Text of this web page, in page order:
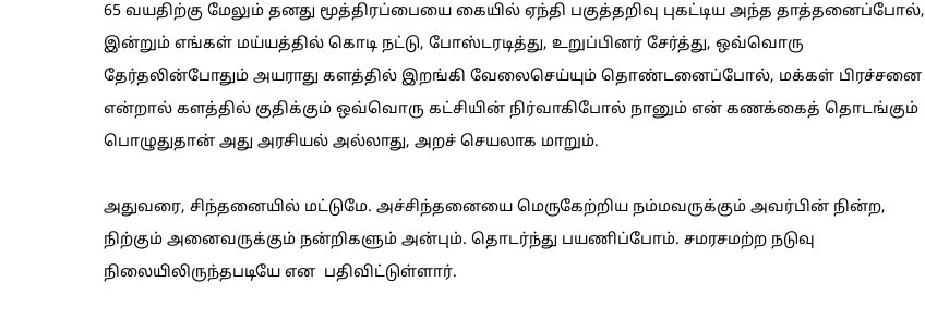
65 வயதிற்கு மேலும் தனது மூத்திரப்பையை கையில் ஏந்தி பகுத்தறிவு புகட்டிய அந்த தாத்தனைப்போல்,
இன்றும் எங்கள் மய்யத்தில் கொடி நட்டு, போஸ்டரடித்து, உறுப்பினர் சேர்த்து, ஒவ்வொரு
தேர்தலின்போதும் அயராது களத்தில் இறங்கி வேலைசெய்யும் தொண்டனைப்போல், மக்கள் பிரச்சனை
என்றால் களத்தில் குதிக்கும் ஒவ்வொரு கட்சியின் நிர்வாகிபோல் நானும் என் கணக்கைத் தொடங்கும்
பொழுதுதான் அது அரசியல் அல்லாது, அறச் செயலாக மாறும்.
அதுவரை, சிந்தனையில் மட்டுமே. அச்சிந்தனையை மெருகேற்றிய நம்மவருக்கும் அவர்பின் நின்ற,
நிற்கும் அனைவருக்கும் நன்றிகளும் அன்பும். தொடர்ந்து பயணிப்போம். சமரசமற்ற நடுவு
நிலையிலிருந்தபடியே என பதிவிட்டுள்ளார்.